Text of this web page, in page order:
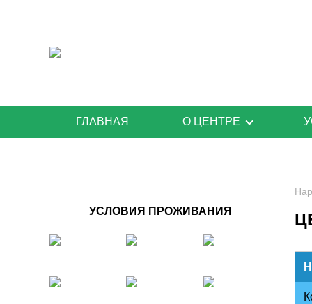
ГЛАВНАЯ О ЦЕНТРЕ
Условия проживания
Гарантийные
Специалисты
Сертификаты
УСЛОВИЯ ПРОЖИВАНИЯ